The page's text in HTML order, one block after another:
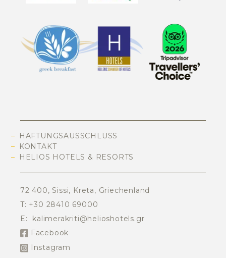
HAFTUNGSAUSSCHLUSS
KONTAKT
HELIOS HOTELS & RESORTS
72 400, Sissi, Kreta, Griechenland
T: +30 28410 69000
E: kalimerakriti@helioshotels.gr
Facebook
Instagram